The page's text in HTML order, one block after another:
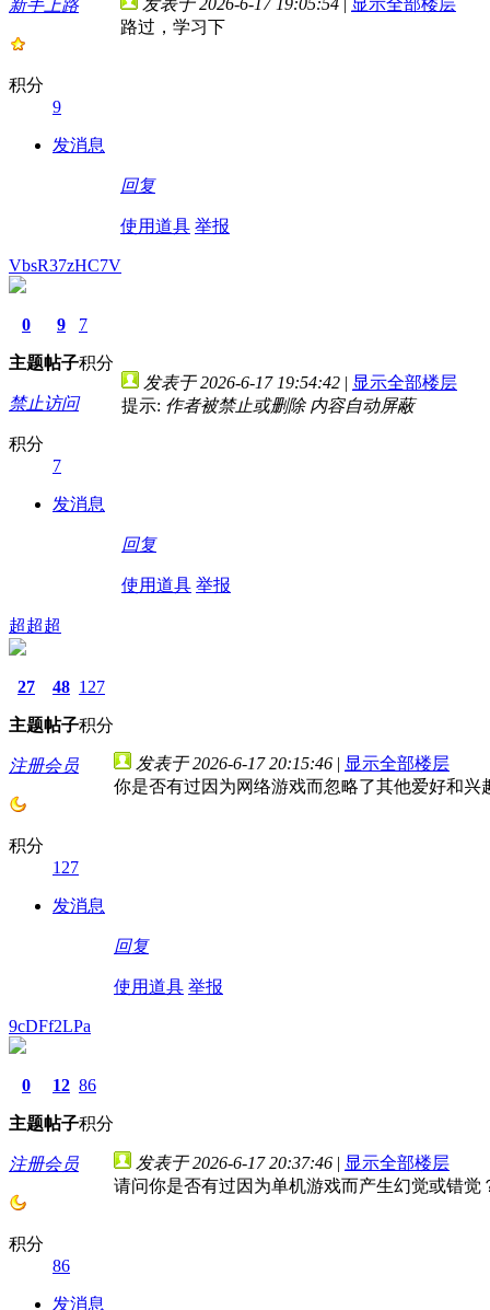
新手上路
积分
9
发消息
发表于 2026-6-17 19:05:54
显示全部楼层
路过，学习下
回复
使用道具 举报
VbsR37zHC7V
0
主题
9
帖子
7
积分
禁止访问
积分
7
发消息
发表于 2026-6-17 19:54:42 | 显示全部楼层
提示: 作者被禁止或删除 内容自动屏蔽
回复
使用道具 举报
超超超
27
主题
48
帖子
127
积分
注册会员
积分
127
发消息
发表于 2026-6-17 20:15:46 | 显示全部楼层
你是否有过因为网络游戏而忽略了其他爱好和兴
回复
使用道具 举报
9cDFf2LPa
0
主题
12
帖子
86
积分
注册会员
积分
86
发消息
发表于 2026-6-17 20:37:46 | 显示全部楼层
请问你是否有过因为单机游戏而产生幻觉或错觉